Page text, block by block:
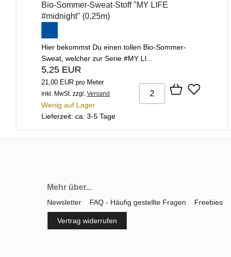
Bio-Sommer-Sweat-Stoff "MY LIFE
#midnight" (0,25m)
Hier bekommst Du einen tollen Bio-Sommer-
Sweat, welcher zur Serie #MY LI...
5,25 EUR
21,00 EUR pro Meter
inkl. MwSt. zzgl. Versand
Wenig auf Lager
Lieferzeit: ca. 3-5 Tage
Mehr über...
Newsletter FAQ - Häufig gestellte Fragen Freebies
Vertrag widerrufen